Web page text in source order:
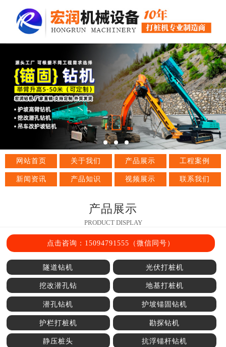
网站首页 关于我们 产品展示 工程案例
新闻资讯 产品知识 视频展示 联系我们
产品展示
PRODUCT DISPLAY
点击咨询：15094791555（微信同号）
隧道钻机 光伏打桩机
挖改潜孔钻 地基打桩机
潜孔钻机 护坡锚固钻机
护栏打桩机 勘探钻机
静压桩头 抗浮锚杆钻机